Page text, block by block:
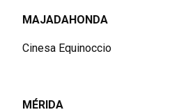
MAJADAHONDA
Cinesa Equinoccio
MÉRIDA